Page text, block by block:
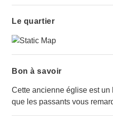
Le quartier
Bon à savoir
Cette ancienne église est
que les passants vous